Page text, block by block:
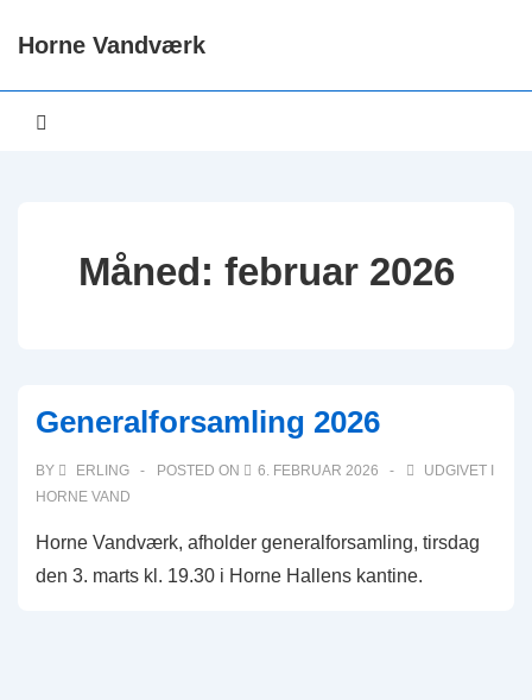
Hop
hovedindhold
Horne Vandværk
Måned: februar 2026
Generalforsamling 2026
BY ERLING POSTED ON 6. FEBRUAR 2026
UDGIVET I
HORNE VAND
Horne Vandværk, afholder generalforsamling, tirsdag
den 3. marts kl. 19.30 i Horne Hallens kantine.